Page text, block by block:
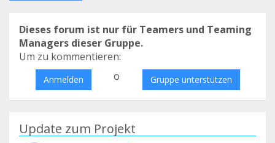
Dieses forum ist nur für Teamers und Teaming
Managers dieser Gruppe.
Um zu kommentieren:
Anmelden o Gruppe unterstützen
Update zum Projekt